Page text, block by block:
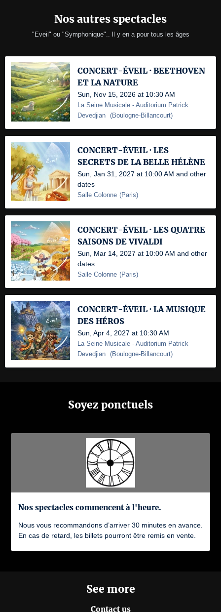
Nos autres spectacles
"Eveil" ou "Symphonique".. ll y en a pour tous les âges
CONCERT-ÉVEIL · BEETHOVEN
ET LA NATURE
Sun, Nov 15, 2026 at 10:30 AM
La Seine Musicale - Auditorium Patrick
Devedjian (Boulogne-Billancourt)
CONCERT-ÉVEIL · LES
SECRETS DE LA BELLE HÉLÈNE
Sun, Jan 31, 2027 at 10:00 AM and other
dates
Salle Colonne (Paris)
CONCERT-ÉVEIL · LES QUATRE
SAISONS DE VIVALDI
Sun, Mar 14, 2027 at 10:00 AM and other
dates
Salle Colonne (Paris)
CONCERT-ÉVEIL · LA MUSIQUE
DES HÉROS
Sun, Apr 4, 2027 at 10:30 AM
La Seine Musicale - Auditorium Patrick
Devedjian (Boulogne-Billancourt)
Soyez ponctuels
Nos spectacles commencent à l'heure.
Nous vous recommandons d’arriver 30 minutes en avance.
En cas de retard, les billets pourront être remis en vente.
See more
Contact us